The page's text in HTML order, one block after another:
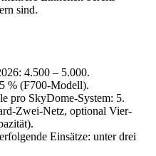
sind.
4.500 – 5.000.
% (F700-Modell).
pro SkyDome-System: 5.
Zwei-Netz, optional Vier-
Einsätze: unter drei